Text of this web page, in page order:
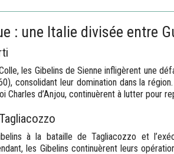
: une Italie divisée entre
les Gibelins de Sienne infligèrent une
consolidant leur domination dans la
Charles d’Anjou, continuèrent à lutter pour
à la bataille de Tagliacozzo et
les Gibelins continuèrent leurs